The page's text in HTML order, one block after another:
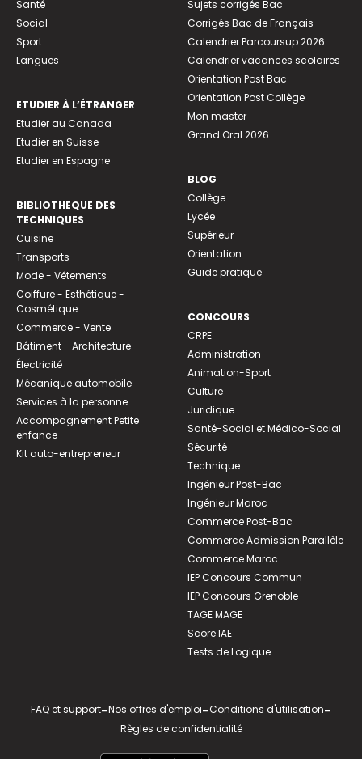
Santé
Social
Sport
Langues
ETUDIER À L’ÉTRANGER
Etudier au Canada
Etudier en Suisse
Etudier en Espagne
BIBLIOTHEQUE DES
TECHNIQUES
Cuisine
Transports
Mode - Vêtements
Coiffure - Esthétique -
Cosmétique
Commerce - Vente
Bâtiment - Architecture
Électricité
Mécanique automobile
Services à la personne
Accompagnement Petite
enfance
Kit auto-entrepreneur
Sujets corrigés Bac
Corrigés Bac de Français
Calendrier Parcoursup 2026
Calendrier vacances scolaires
Orientation Post Bac
Orientation Post Collège
Mon master
Grand Oral 2026
BLOG
Collège
Lycée
Supérieur
Orientation
Guide pratique
CONCOURS
CRPE
Administration
Animation-Sport
Culture
Juridique
Santé-Social et Médico-Social
Sécurité
Technique
Ingénieur Post-Bac
Ingénieur Maroc
Commerce Post-Bac
Commerce Admission Parallèle
Commerce Maroc
IEP Concours Commun
IEP Concours Grenoble
TAGE MAGE
Score IAE
Tests de Logique
FAQ et support-Nos offres d'emploi-Conditions d'utilisation-
Règles de confidentialité